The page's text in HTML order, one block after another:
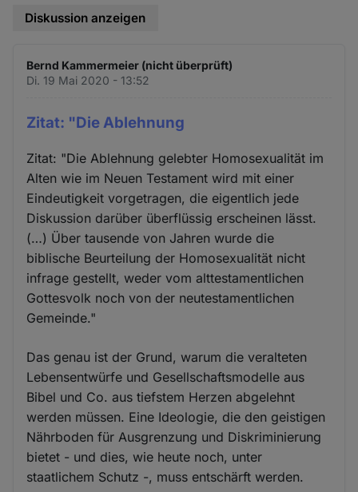
Diskussion anzeigen
Bernd Kammermeier (nicht überprüft)
Di. 19 Mai 2020 - 13:52
Zitat: "Die Ablehnung
Zitat: "Die Ablehnung gelebter Homosexualität im
Alten wie im Neuen Testament wird mit einer
Eindeutigkeit vorgetragen, die eigentlich jede
Diskussion darüber überflüssig erscheinen lässt.
(…) Über tausende von Jahren wurde die
biblische Beurteilung der Homosexualität nicht
infrage gestellt, weder vom alttestamentlichen
Gottesvolk noch von der neutestamentlichen
Gemeinde."
Das genau ist der Grund, warum die veralteten
Lebensentwürfe und Gesellschaftsmodelle aus
Bibel und Co. aus tiefstem Herzen abgelehnt
werden müssen. Eine Ideologie, die den geistigen
Nährboden für Ausgrenzung und Diskriminierung
bietet - und dies, wie heute noch, unter
staatlichem Schutz -, muss entschärft werden.